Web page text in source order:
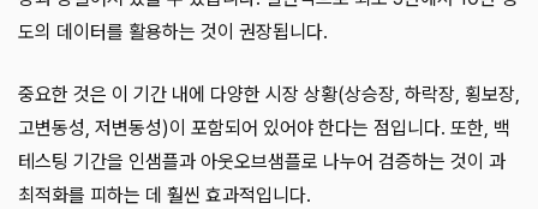
도의 데이터를 활용하는 것이 권장됩니다.
중요한 것은 이 기간 내에 다양한 시장 상황(상승장, 하락장, 횡보장,
고변동성, 저변동성)이 포함되어 있어야 한다는 점입니다. 또한, 백
테스팅 기간을 인샘플과 아웃오브샘플로 나누어 검증하는 것이 과
최적화를 피하는 데 훨씬 효과적입니다.